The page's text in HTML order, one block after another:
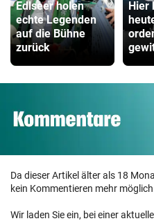
Edlseer holen
echte Legenden
auf die Bühne
zurück
Hier
Da dieser Artikel älter als 18
kein Kommentieren mehr
Wir laden Sie ein, bei einer